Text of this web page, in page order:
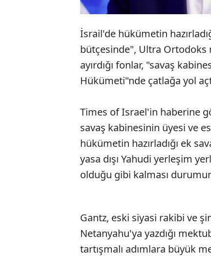
İsrail'de hükümetin
bütçesinde", Ultra Ortodoks
ayırdığı fonlar, "savaş
Hükümeti"nde çatlağa yol
Times of Israel'in haberine
savaş kabinesinin üyesi ve
hükümetin hazırladığı ek
yasa dışı Yahudi yerleşim
olduğu gibi kalması
Gantz, eski siyasi rakibi ve
Netanyahu'ya yazdığı
tartışmalı adımlara büyük